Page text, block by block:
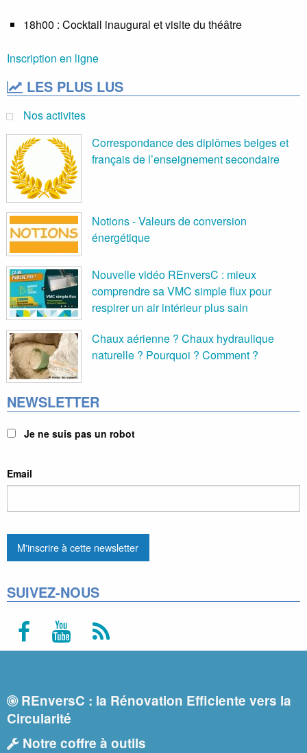
18h00 : Cocktail inaugural et visite du théâtre
Inscription en ligne
LES PLUS LUS
Nos activites
Correspondance des diplômes belges et
français de l’enseignement secondaire
Notions - Valeurs de conversion
énergétique
Nouvelle vidéo REnversC : mieux
comprendre sa VMC simple flux pour
respirer un air intérieur plus sain
Chaux aérienne ? Chaux hydraulique
naturelle ? Pourquoi ? Comment ?
NEWSLETTER
Je ne suis pas un robot
Email
SUIVEZ-NOUS
REnversC : la Rénovation Efficiente vers la
Circularité
Notre coffre à outils